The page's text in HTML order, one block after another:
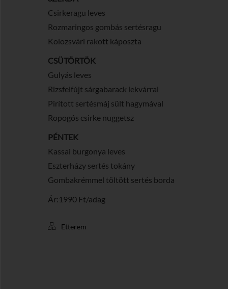
Csirkeragu leves
Rozmaringos gombás sertésragu
Kolozsvári rakott káposzta
CSÜTÖRTÖK
Gulyás leves
Rizsfelfújt sárgabarack lekvárral
Pirított sertésmáj sült hagymával
Ropogós csirke nuggetsz
PÉNTEK
Kassai burgonya leves
Eszterházy sertés tokány
Gombakrémmel töltött sertés borda
Ár:1990 Ft/adag
Etterem